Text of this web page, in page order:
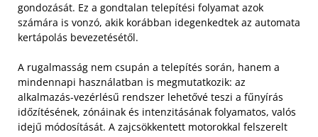
gondozását. Ez a gondtalan telepítési folyamat azok
számára is vonzó, akik korábban idegenkedtek az automata
kertápolás bevezetésétől.
A rugalmasság nem csupán a telepítés során, hanem a
mindennapi használatban is megmutatkozik: az
alkalmazás-vezérlésű rendszer lehetővé teszi a fűnyírás
időzítésének, zónáinak és intenzitásának folyamatos, valós
idejű módosítását. A zajcsökkentett motorokkal felszerelt